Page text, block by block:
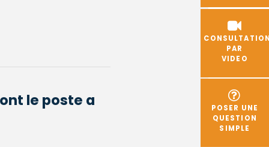
PAR
VIDEO
POSER UNE
QUESTION
SIMPLE
le poste a